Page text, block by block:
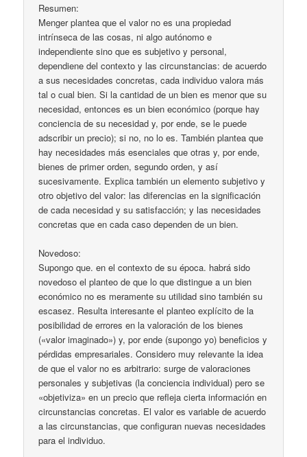
Resumen:
Menger plantea que el valor no es una propiedad
intrínseca de las cosas, ni algo autónomo e
independiente sino que es subjetivo y personal,
dependiene del contexto y las circunstancias: de acuerdo
a sus necesidades concretas, cada individuo valora más
tal o cual bien. Si la cantidad de un bien es menor que su
necesidad, entonces es un bien económico (porque hay
conciencia de su necesidad y, por ende, se le puede
adscribir un precio); si no, no lo es. También plantea que
hay necesidades más esenciales que otras y, por ende,
bienes de primer orden, segundo orden, y así
sucesivamente. Explica también un elemento subjetivo y
otro objetivo del valor: las diferencias en la significación
de cada necesidad y su satisfacción; y las necesidades
concretas que en cada caso dependen de un bien.
Novedoso:
Supongo que. en el contexto de su época. habrá sido
novedoso el planteo de que lo que distingue a un bien
económico no es meramente su utilidad sino también su
escasez. Resulta interesante el planteo explícito de la
posibilidad de errores en la valoración de los bienes
(«valor imaginado») y, por ende (supongo yo) beneficios y
pérdidas empresariales. Considero muy relevante la idea
de que el valor no es arbitrario: surge de valoraciones
personales y subjetivas (la conciencia individual) pero se
«objetiviza» en un precio que refleja cierta información en
circunstancias concretas. El valor es variable de acuerdo
a las circunstancias, que configuran nuevas necesidades
para el individuo.